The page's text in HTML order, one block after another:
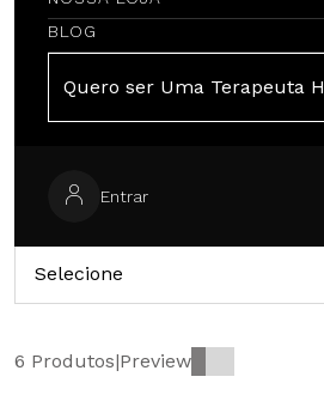
BLOG
Quero ser Uma Terapeuta
Entrar
COMPRE NA
Selecione
6 Produtos|Preview